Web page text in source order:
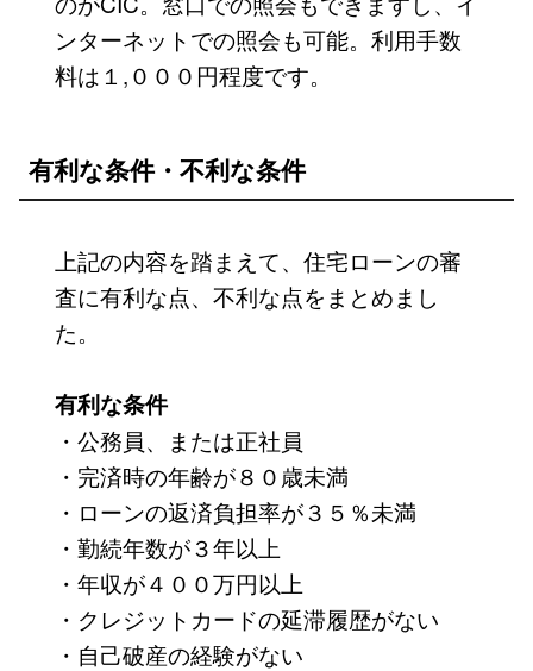
ンターネットでの照会も可能。利用手数
料は１,０００円程度です。
有利な条件・不利な条件
上記の内容を踏まえて、住宅ローンの審
査に有利な点、不利な点をまとめまし
た。
有利な条件
・公務員、または正社員
・完済時の年齢が８０歳未満
・ローンの返済負担率が３５％未満
・勤続年数が３年以上
・年収が４００万円以上
・クレジットカードの延滞履歴がない
・自己破産の経験がない